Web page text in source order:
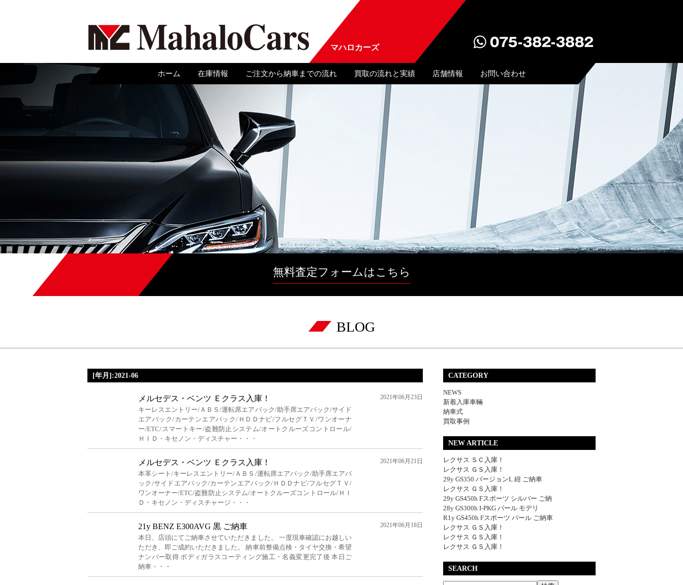
マハロカーズ
ホーム 在庫情報 ご注文から納車までの流れ 買取の流れと実績 店舗情報 お問い合わせ
無料査定フォームはこちら
BLOG
[年月]:2021-06
メルセデス・ベンツ Ｅクラス入庫！
キーレスエントリー/ＡＢＳ/運転席エアバック/助手席エアバック/サイド
エアバック/カーテンエアバック/ＨＤＤナビ/フルセグＴＶ/ワンオーナ
ー/ETC/スマートキー/盗難防止システム/オートクルーズコントロール/
ＨＩＤ・キセノン・ディスチャー・・・
2021年06月23日
メルセデス・ベンツ Ｅクラス入庫！
本革シート/キーレスエントリー/ＡＢＳ/運転席エアバック/助手席エアバ
ック/サイドエアバック/カーテンエアバック/ＨＤＤナビ/フルセグＴＶ/
ワンオーナー/ETC/盗難防止システム/オートクルーズコントロール/ＨＩ
Ｄ・キセノン・ディスチャージ・・・
2021年06月21日
21y BENZ E300AVG 黒 ご納車
本日、店頭にてご納車させていただきました。 一度現車確認にお越しい
ただき、即ご成約いただきました。 納車前整備点検・タイヤ交換・希望
ナンバー取得 ボディガラスコーティング施工・名義変更完了後 本日ご
納車・・・
2021年06月18日
CATEGORY
NEWS
新着入庫車輛
納車式
買取事例
NEW ARTICLE
レクサス ＳＣ入庫！
レクサス ＧＳ入庫！
29y GS350 バージョンL 紺 ご納車
レクサス ＧＳ入庫！
29y GS450h Fスポーツ シルバー ご納
28y GS300h I-PKG パール モデリ
R1y GS450h Fスポーツ パール ご納車
レクサス ＧＳ入庫！
レクサス ＧＳ入庫！
レクサス ＧＳ入庫！
SEARCH